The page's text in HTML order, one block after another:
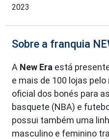
2023
Sobre a franquia
A New Era está
e mais de 100 lojas
oficial dos bonés para
basquete (NBA) e
possui também uma
masculino e feminino